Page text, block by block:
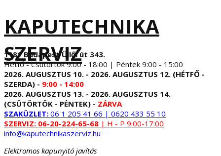
KAPUTECHNIKA
SZERVIZ
1181 Budapest Üllői út 343.
Hétfő - Csütörtök 9:00 - 18:00 | Péntek 9:00 - 15:00
2026. AUGUSZTUS 10. - 2026. AUGUSZTUS 12. (HÉTFŐ -
SZERDA) - 9:00 - 14:00
2026. AUGUSZTUS 13. - 2026. AUGUSZTUS 14.
(CSÜTÖRTÖK - PÉNTEK) - ZÁRVA
SZAKÜZLET: 06 1 205 41 66 | 0620 433 55 10
SZERVIZ: 06-20-224-65-68 | H - P 9:00-17:00
info@kaputechnikaszerviz.hu
Elektromos kapunyitó javítás